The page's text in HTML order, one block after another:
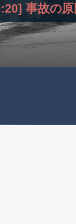
事故の